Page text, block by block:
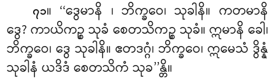
၇၁။ ‘‘ဒွေမာနိ ၊ ဘိက္ခဝေ၊ သုခါနိ။ ကတမာနိ
ဒွေ? ကာယိကဉ္စ သုခံ စေတသိကဉ္စ သုခံ။ ဣမာနိ ခေါ၊
ဘိက္ခဝေ၊ ဒွေ သုခါနိ။ ဧတဒဂ္ဂံ၊ ဘိက္ခဝေ၊ ဣမေသံ ဒွိန္နံ
သုခါနံ ယဒိဒံ စေတသိကံ သုခ’’န္တိ။